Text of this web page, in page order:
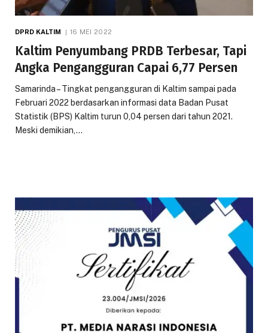
DPRD KALTIM 16 MEI 2022
Kaltim Penyumbang PRDB Terbesar, Tapi
Angka Pengangguran Capai 6,77 Persen
Samarinda – Tingkat pengangguran di Kaltim sampai pada
Februari 2022 berdasarkan informasi data Badan Pusat
Statistik (BPS) Kaltim turun 0,04 persen dari tahun 2021.
Meski demikian,…